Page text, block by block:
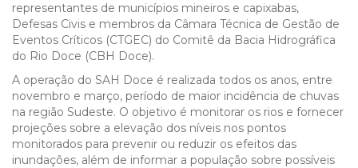
representantes de municípios mineiros e capixabas,
Defesas Civis e membros da Câmara Técnica de Gestão de
Eventos Críticos (CTGEC) do Comitê da Bacia Hidrográfica
do Rio Doce (CBH Doce).
A operação do SAH Doce é realizada todos os anos, entre
novembro e março, período de maior incidência de chuvas
na região Sudeste. O objetivo é monitorar os rios e fornecer
projeções sobre a elevação dos níveis nos pontos
monitorados para prevenir ou reduzir os efeitos das
inundações, além de informar a população sobre possíveis